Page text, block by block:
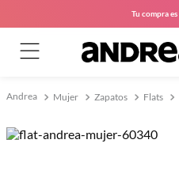
Tu compra es
Mujer Zapatos Flats